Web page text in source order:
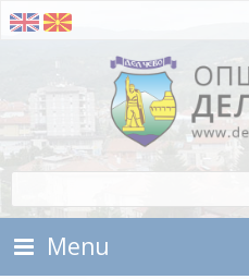
Skip To Content
Municipality of Delchevo
Menu